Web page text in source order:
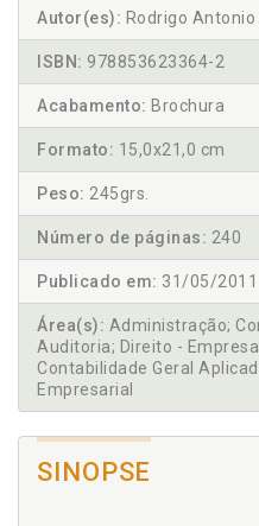
Autor(es): Rodrigo
ISBN: 978853623364-2
Acabamento: Brochura
Formato: 15,0x21,0 cm
Peso: 245grs.
Número de páginas: 240
Publicado em: 31/05/2011
Área(s): Administração;
Auditoria; Direito -
Contabilidade Geral
Empresarial
SINOPSE